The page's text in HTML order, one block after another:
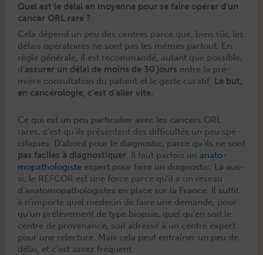
Quel est le délai en moyenne pour se faire opérer d’un
cancer ORL rare ?
Cela dépend un peu des cen­tres parce que, bien sûr, les
délais opéra­toires ne sont pas les mêmes partout. En
règle générale, il est recom­mandé, autant que pos­si­ble,
d’assur­er un délai de moins de 30 jours entre la pre­
mière con­sul­ta­tion du patient et le geste curatif. Le but,
en can­cérolo­gie, c’est d’aller vite.
Ce qui est un peu par­ti­c­uli­er avec les can­cers ORL
rares, c’est qu’ils présen­tent des dif­fi­cultés un peu spé­
ci­fiques. D’abord pour le diag­nos­tic, parce qu’ils ne sont
pas faciles à diag­nos­ti­quer. Il faut par­fois un anato­
mopathol­o­giste expert pour faire un diag­nos­tic. Là aus­
si, le REFCOR est une force parce qu’il a un réseau
d’anatomopathologistes en place sur la France. Il suf­fit
à n’importe quel médecin de faire une demande, pour
qu’un prélève­ment de type biop­sie, quel qu’en soit le
cen­tre de prove­nance, soit adressé à un cen­tre expert
pour une relec­ture. Mais cela peut entraîn­er un peu de
délai, et c’est assez fréquent.